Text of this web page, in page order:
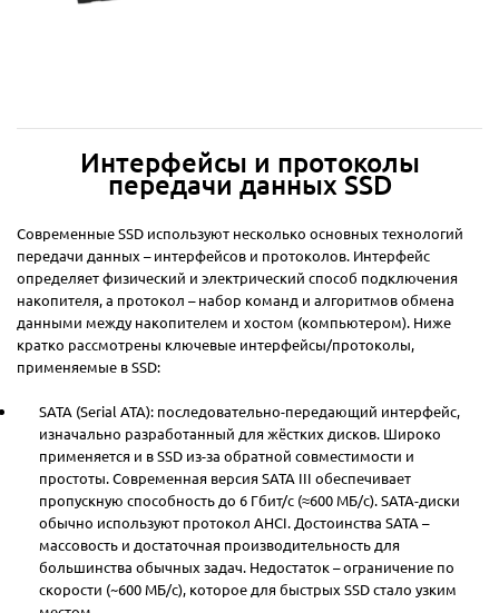
Интерфейсы и протоколы
передачи данных SSD
Современные SSD используют несколько основных технологий
передачи данных – интерфейсов и протоколов. Интерфейс
определяет физический и электрический способ подключения
накопителя, а протокол – набор команд и алгоритмов обмена
данными между накопителем и хостом (компьютером). Ниже
кратко рассмотрены ключевые интерфейсы/протоколы,
применяемые в SSD:
SATA (Serial ATA): последовательно-передающий интерфейс,
изначально разработанный для жёстких дисков. Широко
применяется и в SSD из-за обратной совместимости и
простоты. Современная версия SATA III обеспечивает
пропускную способность до 6 Гбит/с (≈600 МБ/с). SATA-диски
обычно используют протокол AHCI. Достоинства SATA –
массовость и достаточная производительность для
большинства обычных задач. Недостаток – ограничение по
скорости (~600 МБ/с), которое для быстрых SSD стало узким